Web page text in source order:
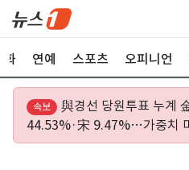
화 연예 스포츠 오피니언
속보
與경선 당원투표 누계
44.53%·宋 9.47%…가중치